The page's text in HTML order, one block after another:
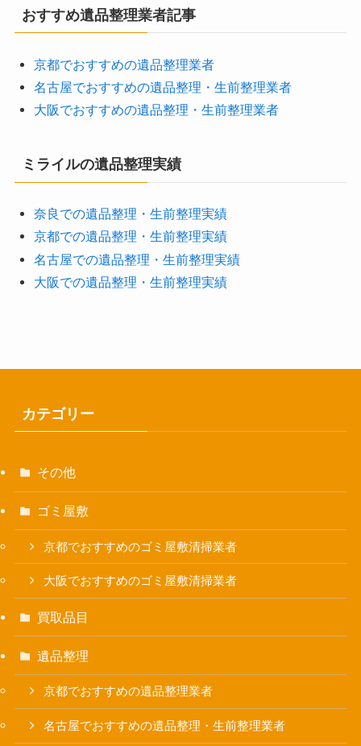
おすすめ遺品整理業者記事
京都でおすすめの遺品整理業者
名古屋でおすすめの遺品整理・生前整理業者
大阪でおすすめの遺品整理・生前整理業者
ミライルの遺品整理実績
奈良での遺品整理・生前整理実績
京都での遺品整理・生前整理実績
名古屋での遺品整理・生前整理実績
大阪での遺品整理・生前整理実績
カテゴリー
その他
ゴミ屋敷
京都でおすすめのゴミ屋敷清掃業者
大阪でおすすめのゴミ屋敷清掃業者
買取品目
遺品整理
京都でおすすめの遺品整理業者
名古屋でおすすめの遺品整理・生前整理業者